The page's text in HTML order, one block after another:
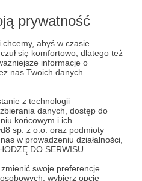
prywatność
abyś w czasie
się komfortowo, dlatego też
informacje o
nas Twoich danych
z technologii
danych, dostęp do
końcowym i ich
sp. z o.o. oraz podmioty
w prowadzeniu działalności,
DO SERWISU.
swoje preferencje
wybierz opcję
#45
płyty młodego,
punk rock +3